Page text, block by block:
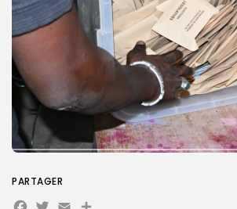
Search
PARTAGER